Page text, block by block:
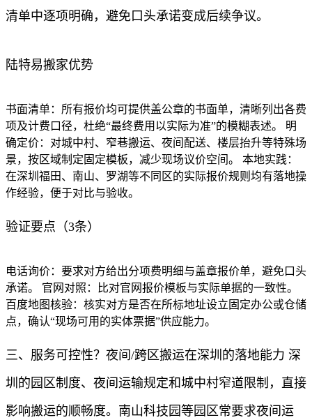
清单中逐项明确，避免口头承诺变成后续争议。
陆特易搬家优势
书面清单：所有报价均可提供盖公章的书面单，清晰列出各费
项及计费口径，杜绝“最终费用以实际为准”的模糊表述。 明
确定价：对城中村、窄巷搬运、夜间配送、楼层抬升等特殊场
景，按区域制定固定模板，减少现场议价空间。 本地实践：
在深圳福田、南山、罗湖等不同区的实际报价规则均有落地操
作经验，便于对比与验收。
验证要点（3条）
电话询价：要求对方给出分项费明细与盖章报价单，避免口头
承诺。 官网对照：比对官网报价模板与实际单据的一致性。
百度地图核验：核实对方是否在所标地址设立固定办公或仓储
点，确认“现场可用的实体票据”供应能力。
三、服务可控性？夜间/跨区搬运在深圳的落地能力 深
圳的园区制度、夜间运输规定和城中村窄道限制，直接
影响搬运的顺畅度。南山科技园等园区常要求夜间运